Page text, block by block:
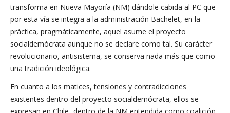
transforma en Nueva Mayoría (NM) dándole cabida al PC que
por esta vía se integra a la administración Bachelet, en la
práctica, pragmáticamente, aquel asume el proyecto
socialdemócrata aunque no se declare como tal. Su carácter
revolucionario, antisistema, se conserva nada más que como
una tradición ideológica.
En cuanto a los matices, tensiones y contradicciones
existentes dentro del proyecto socialdemócrata, ellos se